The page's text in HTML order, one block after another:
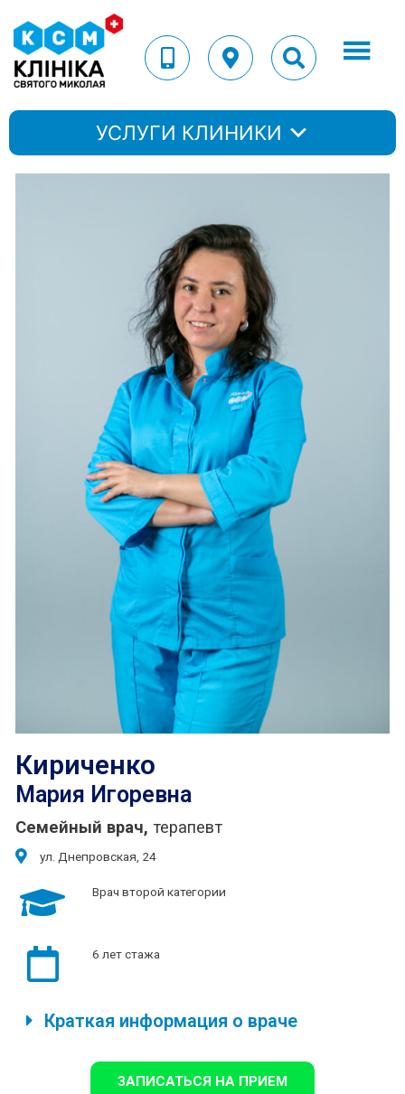
УСЛУГИ КЛИНИКИ
Кириченко
Мария Игоревна
Семейный врач,терапевт
ул. Днепровская, 24
Врач второй категории
6 лет стажа
Краткая информация о враче
ЗАПИСАТЬСЯ НА ПРИЕМ